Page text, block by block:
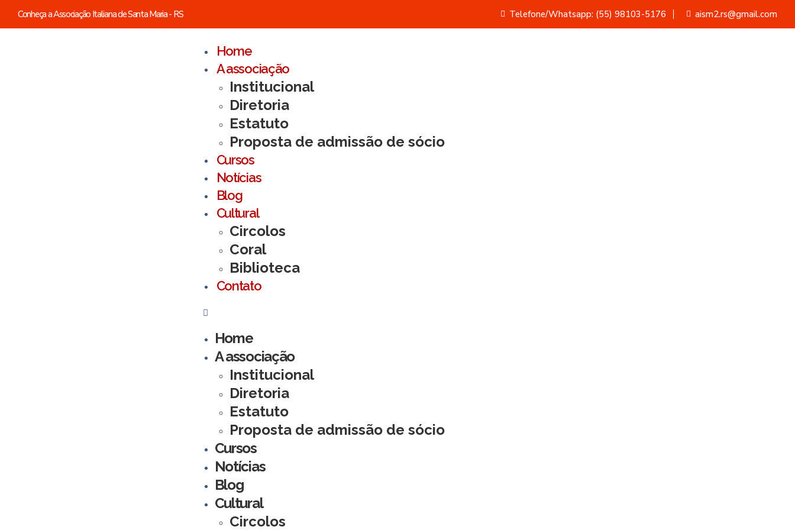
Conheça a Associação Italiana de Santa Maria - RS Telefone/Whatsapp: (55) 98103-5176 aism2.rs@gmail.com
Home
A associação
Institucional
Diretoria
Estatuto
Proposta de admissão de sócio
Cursos
Notícias
Blog
Cultural
Circolos
Coral
Biblioteca
Contato
Home
A associação
Institucional
Diretoria
Estatuto
Proposta de admissão de sócio
Cursos
Notícias
Blog
Cultural
Circolos